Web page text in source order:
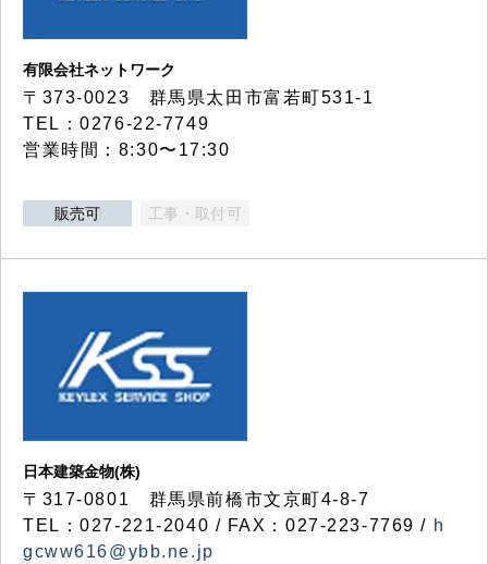
有限会社ネットワーク
〒373-0023 群馬県太田市富若町531-1
TEL：0276-22-7749
営業時間：8:30〜17:30
販売可 工事・取付可
日本建築金物(株)
〒317‐0801 群馬県前橋市文京町4-8-7
TEL：027-221-2040 / FAX：027-223-7769 / h
gcww616@ybb.ne.jp